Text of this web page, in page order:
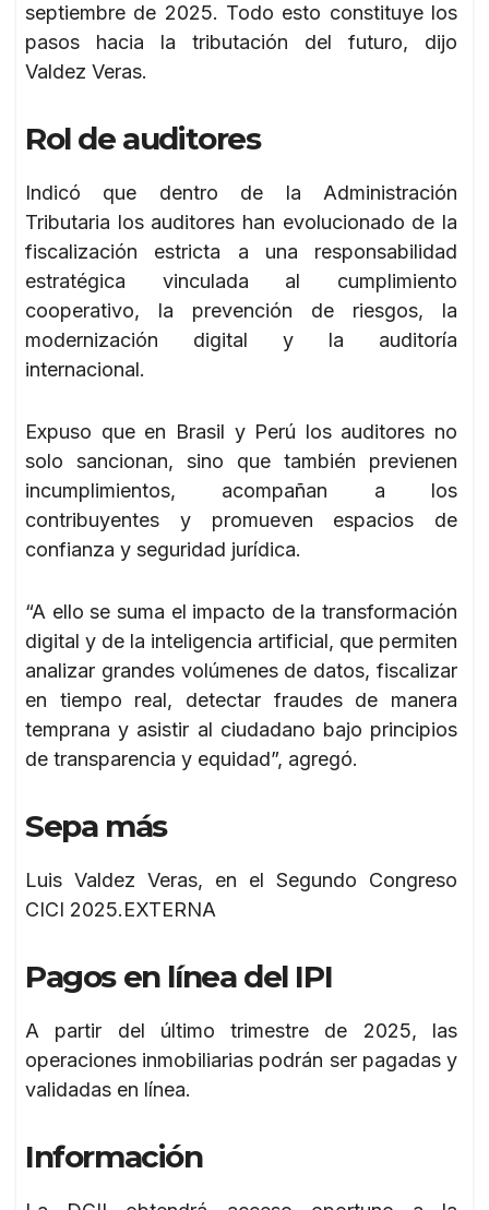
septiembre de 2025. Todo esto constituye los
pasos hacia la tributación del futuro, dijo
Valdez Veras.
Rol de auditores
Indicó que dentro de la Administración
Tributaria los auditores han evolucionado de la
fiscalización estricta a una responsabilidad
estratégica vinculada al cumplimiento
cooperativo, la prevención de riesgos, la
modernización digital y la auditoría
internacional.
Expuso que en Brasil y Perú los auditores no
solo sancionan, sino que también previenen
incumplimientos, acompañan a los
contribuyentes y promueven espacios de
confianza y seguridad jurídica.
“A ello se suma el impacto de la transformación
digital y de la inteligencia artificial, que permiten
analizar grandes volúmenes de datos, fiscalizar
en tiempo real, detectar fraudes de manera
temprana y asistir al ciudadano bajo principios
de transparencia y equidad”, agregó.
Sepa más
Luis Valdez Veras, en el Segundo Congreso
CICI 2025.EXTERNA
Pagos en línea del IPI
A partir del último trimestre de 2025, las
operaciones inmobiliarias podrán ser pagadas y
validadas en línea.
Información